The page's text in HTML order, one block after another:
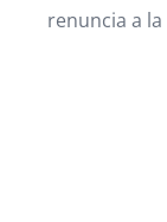
renuncia a